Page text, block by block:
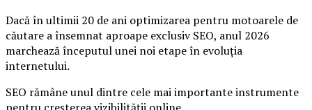
Dacă în ultimii 20 de ani optimizarea pentru motoarele de
căutare a însemnat aproape exclusiv SEO, anul 2026
marchează începutul unei noi etape în evoluția
internetului.
SEO rămâne unul dintre cele mai importante instrumente